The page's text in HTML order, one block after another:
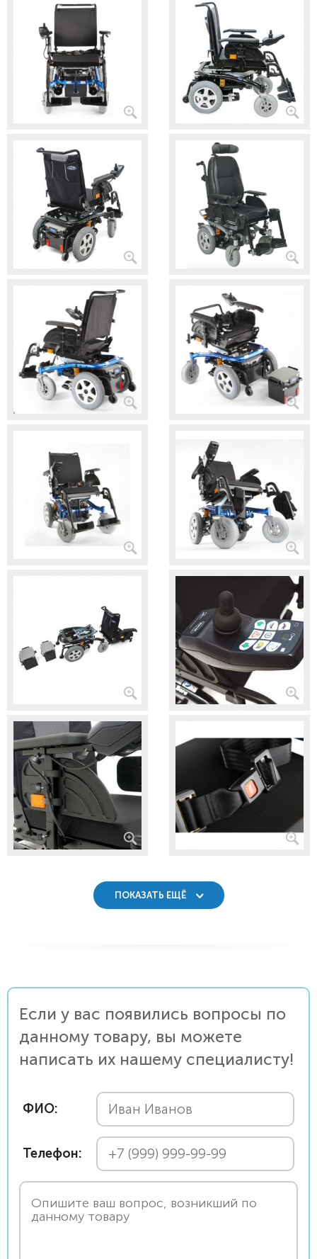
ПОКАЗАТЬ ЕЩЁ
Если у вас появились вопросы по
данному товару, вы можете
написать их нашему специалисту!
ФИО:
Телефон: